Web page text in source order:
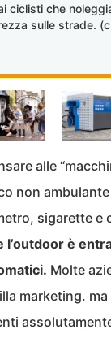
ciclisti che
sulle strade.
alle
non
sigarette e
l’outdoor è
Molte
marketing.